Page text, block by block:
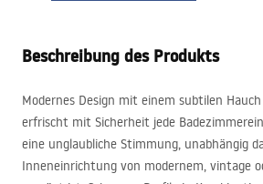
Beschreibung des Produkts
Modernes Design mit einem subtilen
erfrischt mit Sicherheit jede
eine unglaubliche Stimmung, unabhängig
Inneneinrichtung von modernem, vintage